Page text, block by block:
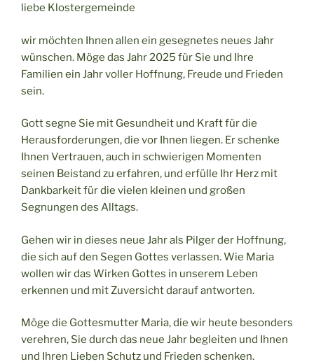
liebe Klostergemeinde
wir möchten Ihnen allen ein gesegnetes neues Jahr
wünschen. Möge das Jahr 2025 für Sie und Ihre
Familien ein Jahr voller Hoffnung, Freude und Frieden
sein.
Gott segne Sie mit Gesundheit und Kraft für die
Herausforderungen, die vor Ihnen liegen. Er schenke
Ihnen Vertrauen, auch in schwierigen Momenten
seinen Beistand zu erfahren, und erfülle Ihr Herz mit
Dankbarkeit für die vielen kleinen und großen
Segnungen des Alltags.
Gehen wir in dieses neue Jahr als Pilger der Hoffnung,
die sich auf den Segen Gottes verlassen. Wie Maria
wollen wir das Wirken Gottes in unserem Leben
erkennen und mit Zuversicht darauf antworten.
Möge die Gottesmutter Maria, die wir heute besonders
verehren, Sie durch das neue Jahr begleiten und Ihnen
und Ihren Lieben Schutz und Frieden schenken.